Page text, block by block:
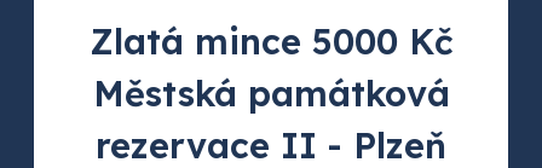
Zlatá mince 5000 Kč
Městská památková
rezervace II - Plzeň